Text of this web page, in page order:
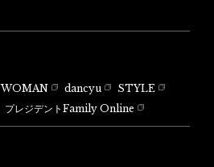
WOMAN dancyu
STYLE
プレジデントFamily Online